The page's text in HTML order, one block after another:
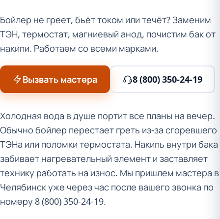
Бойлер не греет, бьёт током или течёт? Заменим
ТЭН, термостат, магниевый анод, почистим бак от
накипи. Работаем со всеми марками.
Вызвать мастера 8 (800) 350-24-19
Холодная вода в душе портит все планы на вечер.
Обычно бойлер перестает греть из-за сгоревшего
ТЭНа или поломки термостата. Накипь внутри бака
забивает нагревательный элемент и заставляет
технику работать на износ. Мы пришлем мастера в
Челябинск уже через час после вашего звонка по
номеру 8 (800) 350-24-19.